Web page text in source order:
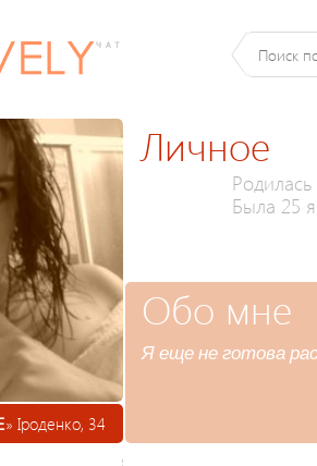
» Іроденко, 34
Личное
Была 25
Обо мне
Я еще не готова